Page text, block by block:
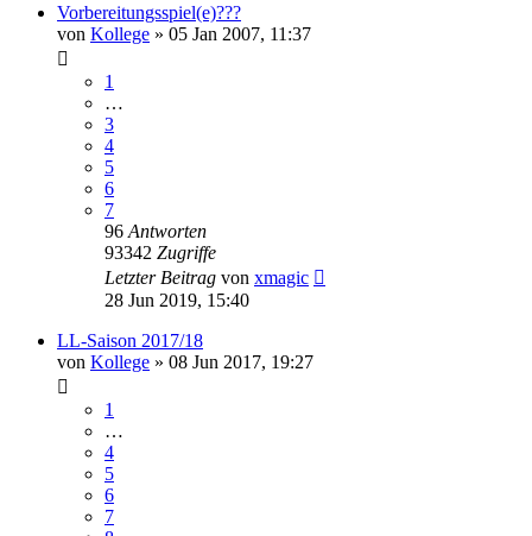
Vorbereitungsspiel(e)???
von Kollege » 05 Jan 2007, 11:37
1
…
3
4
5
6
7
96 Antworten
93342 Zugriffe
Letzter Beitrag von xmagic
28 Jun 2019, 15:40
LL-Saison 2017/18
von Kollege » 08 Jun 2017, 19:27
1
…
4
5
6
7